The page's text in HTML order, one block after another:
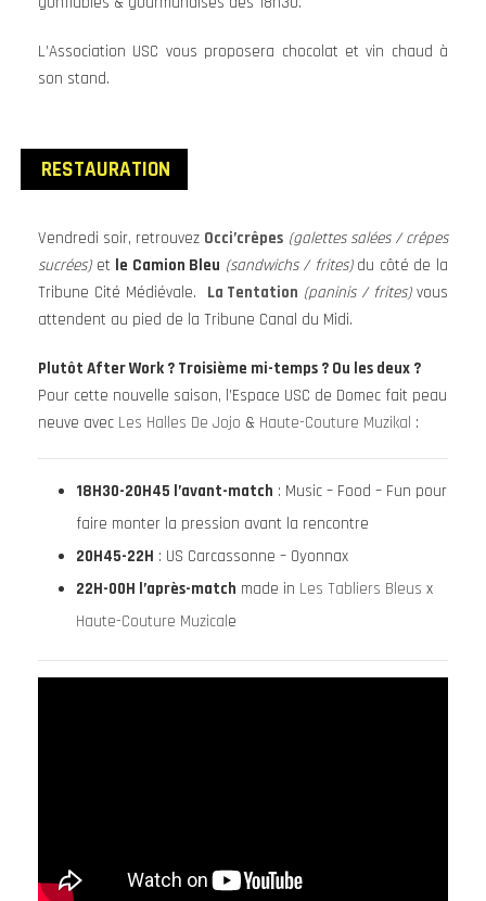
L’Association USC vous proposera chocolat et vin chaud à
son stand.
RESTAURATION
Vendredi soir, retrouvez Occi’crêpes (galettes salées / crêpes
sucrées) et le Camion Bleu (sandwichs / frites)du côté de la
Tribune Cité Médiévale. La Tentation (paninis / frites)vous
attendent au pied de la Tribune Canal du Midi.
Plutôt After Work ? Troisième mi-temps ? Ou les deux ?
Pour cette nouvelle saison, l’Espace USC de Domec fait peau
neuve avec Les Halles De Jojo & Haute-Couture Muzikal :
18H30-20H45 l’avant-match : Music – Food – Fun pour
faire monter la pression avant la rencontre
20H45-22H : US Carcassonne – Oyonnax
22H-00H l’après-match made in Les Tabliers Bleus x
Haute-Couture Muzicale